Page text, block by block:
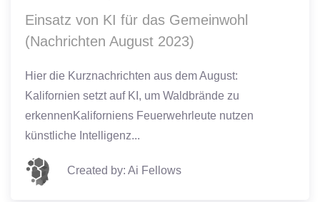
Einsatz von KI für das Gemeinwohl
(Nachrichten August 2023)
Hier die Kurznachrichten aus dem August:
Kalifornien setzt auf KI, um Waldbrände zu
erkennenKaliforniens Feuerwehrleute nutzen
künstliche Intelligenz...
Created by: Ai Fellows